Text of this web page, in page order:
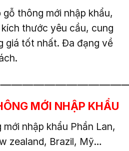
thông mới nhập khẩu,
thước yêu cầu, cung
giá tốt nhất. Đa đạng về
MỚI NHẬP KHẨU
nhập khẩu Phần Lan,
zealand, Brazil, Mỹ…